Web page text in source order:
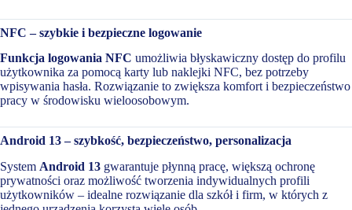
NFC – szybkie i bezpieczne logowanie
Funkcja logowania NFC umożliwia błyskawiczny dostęp do profilu
użytkownika za pomocą karty lub naklejki NFC, bez potrzeby
wpisywania hasła. Rozwiązanie to zwiększa komfort i bezpieczeństwo
pracy w środowisku wieloosobowym.
Android 13 – szybkość, bezpieczeństwo, personalizacja
System Android 13 gwarantuje płynną pracę, większą ochronę
prywatności oraz możliwość tworzenia indywidualnych profili
użytkowników – idealne rozwiązanie dla szkół i firm, w których z